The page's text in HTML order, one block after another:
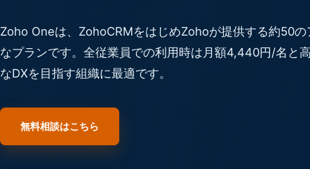
Zoho Oneは、ZohoCRMをはじめZohoが提供する約50
なプランです。全従業員での利用時は月額4,440円/名と
なDXを目指す組織に最適です。
無料相談はこちら